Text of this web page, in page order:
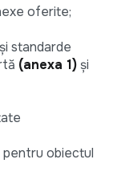
oferite;
standarde
(anexa 1) și
pentru obiectul